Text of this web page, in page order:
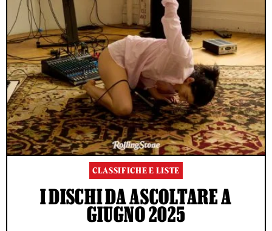
CLASSIFICHE E LISTE
I DISCHI DA ASCOLTARE A
GIUGNO 2025